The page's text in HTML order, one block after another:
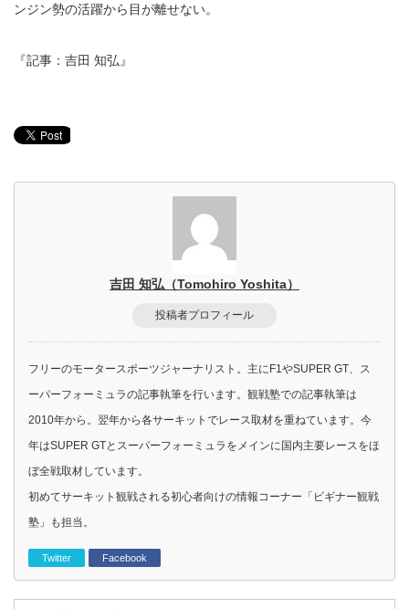
ンジン勢の活躍から目が離せない。
『記事：吉田 知弘』
吉田 知弘（Tomohiro Yoshita）
投稿者プロフィール
フリーのモータースポーツジャーナリスト。主にF1やSUPER GT、ス
ーパーフォーミュラの記事執筆を行います。観戦塾での記事執筆は
2010年から。翌年から各サーキットでレース取材を重ねています。今
年はSUPER GTとスーパーフォーミュラをメインに国内主要レースをほ
ぼ全戦取材しています。
初めてサーキット観戦される初心者向けの情報コーナー「ビギナー観戦
塾」も担当。
Twitter Facebook